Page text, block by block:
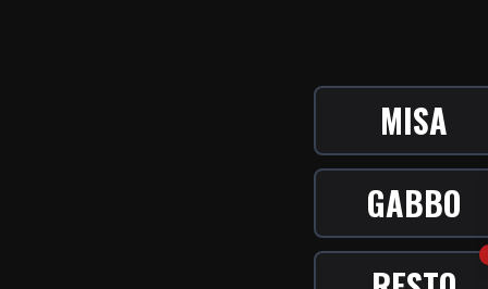
MISA
GABBO